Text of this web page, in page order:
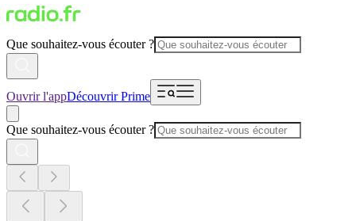
Que souhaitez-vous écouter ?
Ouvrir l'appDécouvrir Prime
Que souhaitez-vous écouter ?